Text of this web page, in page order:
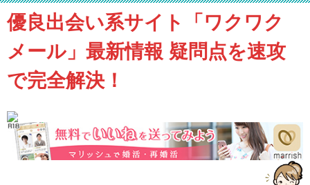
優良出会い系サイト「ワクワク
メール」最新情報 疑問点を速攻
で完全解決！